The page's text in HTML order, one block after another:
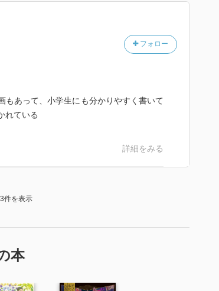
フォロー
もあって、小学生にも分かりやすく書いて
れている
詳細をみる
件を表示
本